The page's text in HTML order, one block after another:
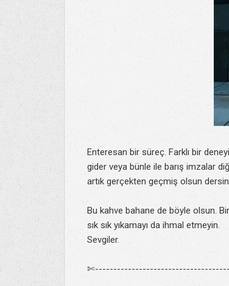
Enteresan bir süreç. Farklı bir
gider veya bünle ile barış imzalar
artık gerçekten geçmiş olsun
Bu kahve bahane de böyle olsun.
sık sık yıkamayı da ihmal etmeyin.
Sevgiler.